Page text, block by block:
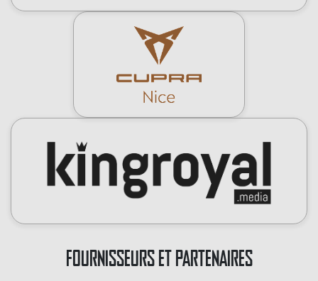
FOURNISSEURS ET PARTENAIRES